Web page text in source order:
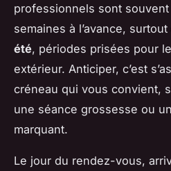
professionnels sont
semaines à l’avance, surtout
été, périodes prisées pour
extérieur. Anticiper, c’est
créneau qui vous convient,
une séance grossesse ou
marquant.
Le jour du rendez-vous,